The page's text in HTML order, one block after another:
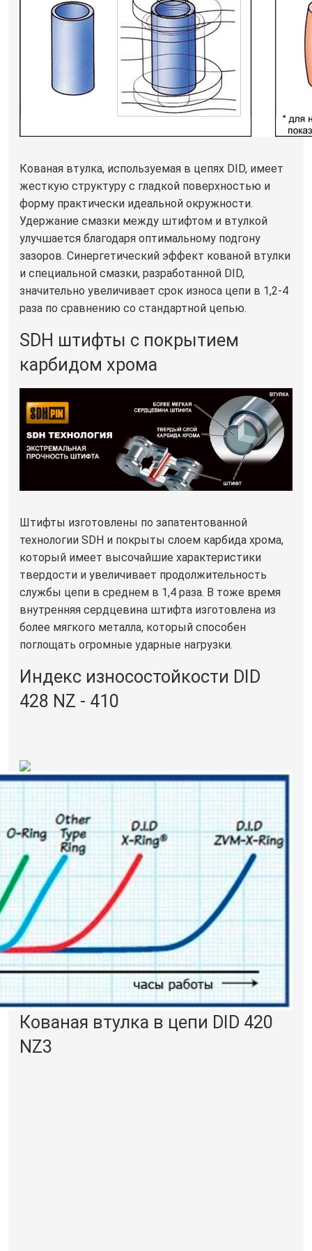
Кованая втулка, используемая в цепях DID, имеет
жесткую структуру с гладкой поверхностью и
форму практически идеальной окружности.
Удержание смазки между штифтом и втулкой
улучшается благодаря оптимальному подгону
зазоров. Синергетический эффект кованой втулки
и специальной смазки, разработанной DID,
значительно увеличивает срок износа цепи в 1,2-4
раза по сравнению со стандартной цепью.
SDH штифты с покрытием
карбидом хрома
Штифты изготовлены по запатентованной
технологии SDH и покрыты слоем карбида хрома,
который имеет высочайшие характеристики
твердости и увеличивает продолжительность
службы цепи в среднем в 1,4 раза. В тоже время
внутренняя сердцевина штифта изготовлена из
более мягкого металла, который способен
поглощать огромные ударные нагрузки.
Индекс износостойкости DID
428 NZ - 410
Кованая втулка в цепи DID 420
NZ3